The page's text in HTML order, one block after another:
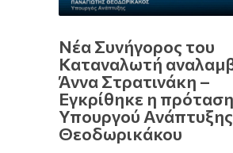
Νέα Συνήγορος του
Καταναλωτή
Άννα Στρατινάκη –
Εγκρίθηκε η
Υπουργού
Θεοδωρικάκου